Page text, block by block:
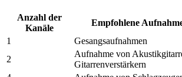
Anzahl der
Kanäle
Empfohlene
1
Gesangsaufnahmen
2
Aufnahme von
Gitarrenverstärkern